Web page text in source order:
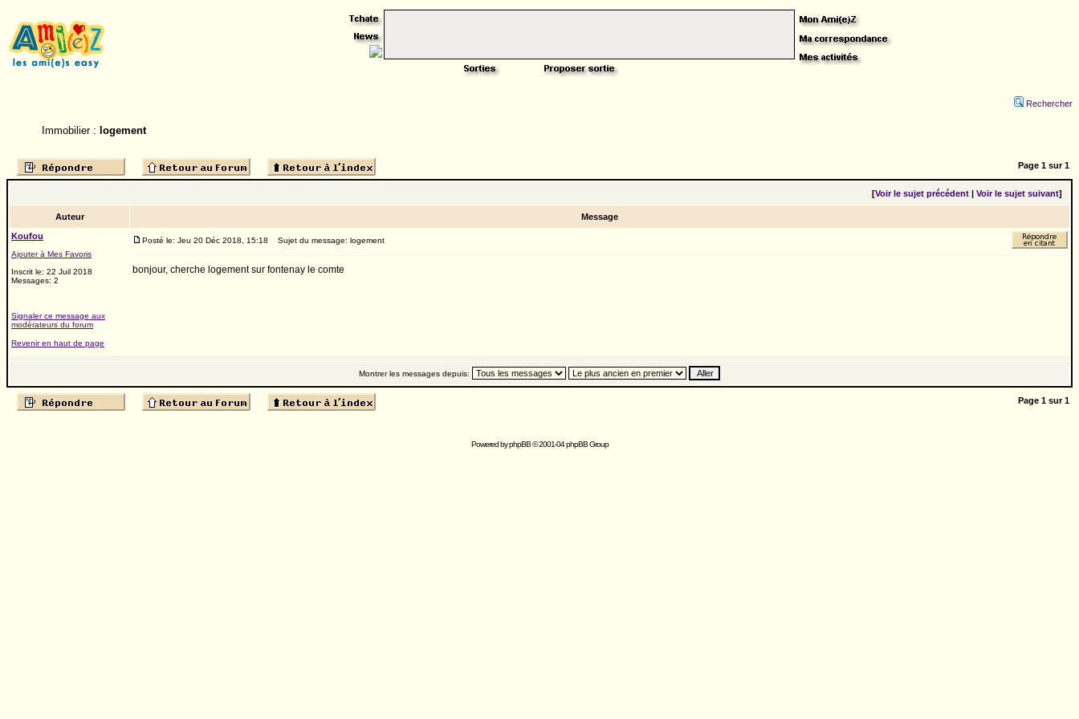
Rechercher
Immobilier : logement
Page 1 sur1
[Voir le sujet précédent | Voir le sujet suivant]
Auteur
Message
Koufou
Ajouter à Mes Favoris
Inscrit le: 22 Juil 2018
Messages: 2
Signaler ce message aux
modérateurs du forum
Posté le: Jeu 20 Déc 2018, 15:18 Sujet du message: logement
bonjour, cherche logement sur fontenay le comte
Revenir en haut de page
Montrer les messages depuis:
Page 1 sur1
Powered byphpBB© 2001-04 phpBB Group